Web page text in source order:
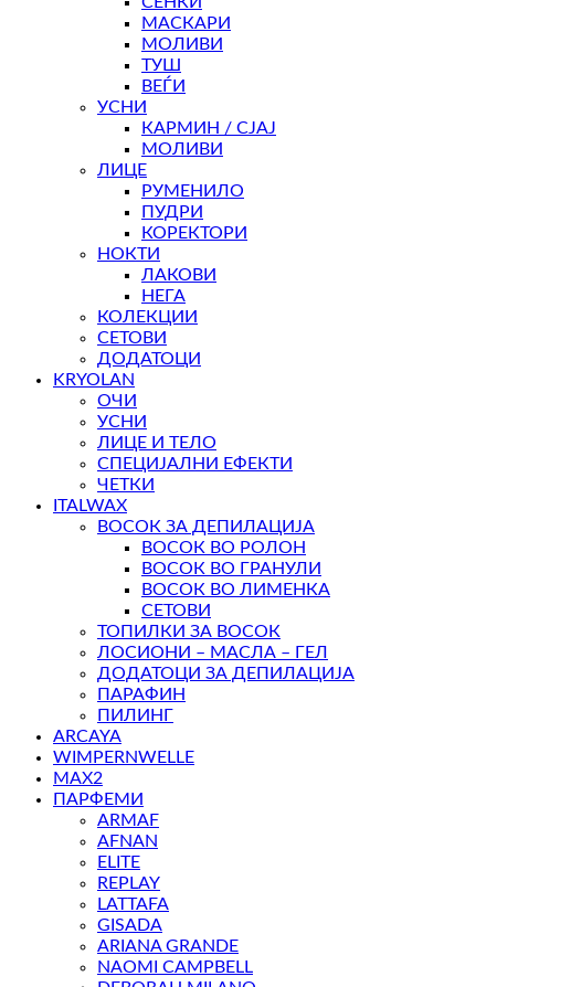
МАСКАРИ
МОЛИВИ
ТУШ
ВЕЃИ
УСНИ
КАРМИН / СЈАЈ
МОЛИВИ
ЛИЦЕ
РУМЕНИЛО
ПУДРИ
КОРЕКТОРИ
НОКТИ
ЛАКОВИ
НЕГА
КОЛЕКЦИИ
СЕТОВИ
ДОДАТОЦИ
KRYOLAN
ОЧИ
УСНИ
ЛИЦЕ И ТЕЛО
СПЕЦИЈАЛНИ ЕФЕКТИ
ЧЕТКИ
ITALWAX
ВОСОК ЗА ДЕПИЛАЦИЈА
ВОСОК ВО РОЛОН
ВОСОК ВО ГРАНУЛИ
ВОСОК ВО ЛИМЕНКА
СЕТОВИ
ТОПИЛКИ ЗА ВОСОК
ЛОСИОНИ – МАСЛА – ГЕЛ
ДОДАТОЦИ ЗА ДЕПИЛАЦИЈА
ПАРАФИН
ПИЛИНГ
ARCAYA
WIMPERNWELLE
MAX2
ПАРФЕМИ
ARMAF
AFNAN
ELITE
REPLAY
LATTAFA
GISADA
ARIANA GRANDE
NAOMI CAMPBELL